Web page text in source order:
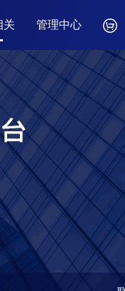
关 管理中心